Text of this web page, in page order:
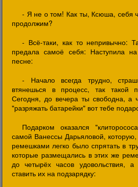
- Я не о том! Как ты, Ксюша, себя
продолжим?
- Всё-таки, как то непривычно:
предала самоё себя: Наступила на
песне:
- Начало всегда трудно,
втянешься в процесс, так такой
Сегодня, до вечера ты свободна, а
"разряжать батарейки" вот тебе
Подарком оказался
самой Ванессы Дарьяловой, которую,
ремешками легко было спрятать в
которые размещались в этих же
до четырёх часов удовольствия, а
ставить их на подзарядку: